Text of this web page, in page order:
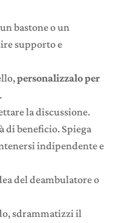
bastone o un
supporto e
personalizzalo per
la discussione.
di beneficio. Spiega
indipendente e
del deambulatore o
sdrammatizzi il